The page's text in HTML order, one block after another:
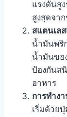
แรงดันสู
สูงสุดจา
สแตนเล
น้ำมันพริ
น้ำมันขอ
ป้องกันส
อาหาร
การทำง
เริ่มด้วย